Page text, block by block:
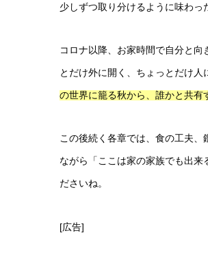
少しずつ取り分けるように味わっ
コロナ以降、お家時間で自分と
とだけ外に開く、ちょっとだけ
の世界に籠る秋から、誰かと共有
この後続く各章では、食の工夫
ながら「ここは家の家族でも出来
ださいね。
[広告]